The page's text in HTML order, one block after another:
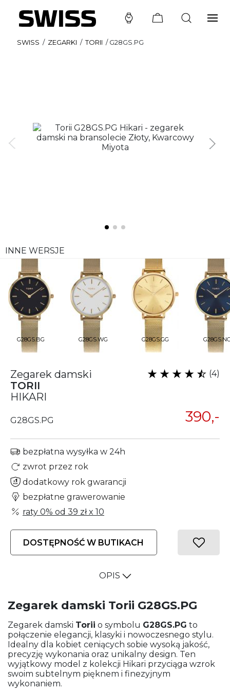
SWISS / ZEGARKI / TORII /G28GS.PG
INNE WERSJE
G28GS.BG G28GS.WG G28GS.GG
Zegarek damski
TORII
HIKARI
(4)
G28GS.PG 390,-
bezpłatna wysyłka w 24h
zwrot przez rok
dodatkowy rok gwarancji
bezpłatne grawerowanie
raty 0% od 39 złx 10
DOSTĘPNOŚĆ W BUTIKACH
OPIS
Zegarek damski Torii G28GS.PG
Zegarek damski Torii o symbolu G28GS.PG to
połączenie elegancji, klasyki i nowoczesnego stylu.
Idealny dla kobiet ceniących sobie wysoką jakość,
precyzję wykonania oraz unikalny design. Ten
wyjątkowy model z kolekcji Hikari przyciąga wzrok
swoim subtelnym pięknem i finezyjnym
wykonaniem.